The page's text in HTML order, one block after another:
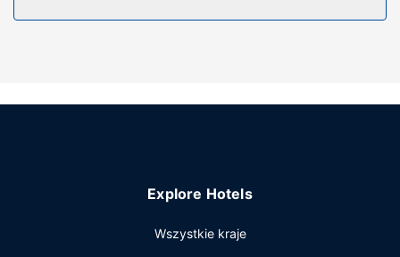
biletów/wycieczek i teren piknikowy.
Explore Hotels
Wszystkie kraje